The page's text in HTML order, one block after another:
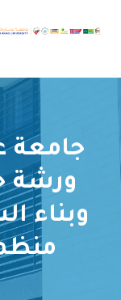
جامعة
ورشة
وبناء